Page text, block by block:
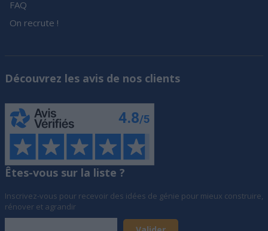
FAQ
On recrute !
Découvrez les avis de nos clients
Êtes-vous sur la liste ?
Inscrivez-vous pour recevoir des idées de génie pour mieux construire,
rénover et agrandir